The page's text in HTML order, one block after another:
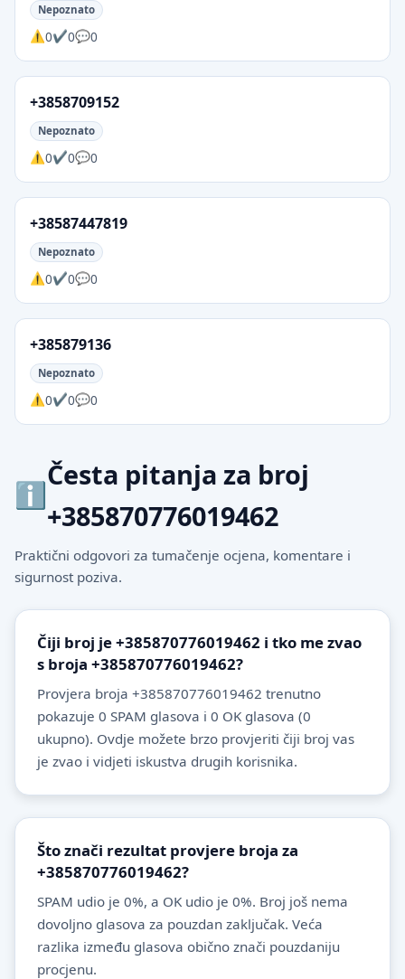
Nepoznato
0 0 0
+3858709152
Nepoznato
0 0 0
+38587447819
Nepoznato
0 0 0
+385879136
Nepoznato
0 0 0
Česta pitanja za broj
+385870776019462
Praktični odgovori za tumačenje ocjena, komentare i
sigurnost poziva.
Čiji broj je +385870776019462 i tko me zvao
s broja +385870776019462?
Provjera broja +385870776019462 trenutno
pokazuje 0 SPAM glasova i 0 OK glasova (0
ukupno). Ovdje možete brzo provjeriti čiji broj vas
je zvao i vidjeti iskustva drugih korisnika.
Što znači rezultat provjere broja za
+385870776019462?
SPAM udio je 0%, a OK udio je 0%. Broj još nema
dovoljno glasova za pouzdan zaključak. Veća
razlika između glasova obično znači pouzdaniju
procjenu.